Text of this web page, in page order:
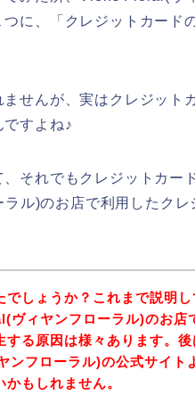
つに、「クレジットカード
せんが、実はクレジット
ですよね♪
それでもクレジットカー
ル)のお店で利用したクレ
でしょうか？これまで説明し
ィヤンフローラル)のお店
する原因は様々あります。
ンフローラル)の公式サイト
かもしれません。